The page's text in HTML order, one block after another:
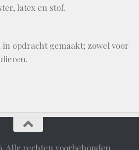
latex en stof.
opdracht gemaakt; zowel voor
Alle rechten voorbehouden.